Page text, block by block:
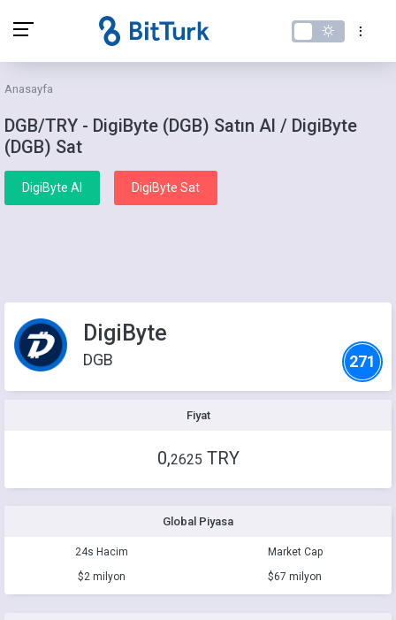
Anasayfa
DGB/TRY - DigiByte (DGB) Satın Al / DigiByte
(DGB) Sat
DigiByte Al DigiByte Sat
DigiByte
DGB 271
Fiyat
0,2625 TRY
Global Piyasa
24s Hacim
Market Cap
$2 milyon
$67 milyon